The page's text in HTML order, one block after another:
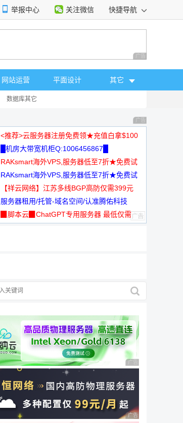
举报中心 关注微信 快捷导航
广告 商业广告，理
网站运营 平面设计 其它
数据库其它
广告 商业广告，理
<推荐>云服务器注册免费领★充值白拿$100
█机房大带宽机柜Q:1006456867█
RAKsmart海外VPS,服务器低至7折★免费试
用★
RAKsmart海外VPS,服务器低至7折★免费试
用★
【祥云网络】江苏多线BGP高防仅需399元
服务器租用/托管-域名空间/认准腾佑科技
▉脚本云▉ChatGPT专用服务器 最低仅需
广告 商业广告，理性
广告 商业广告，理性